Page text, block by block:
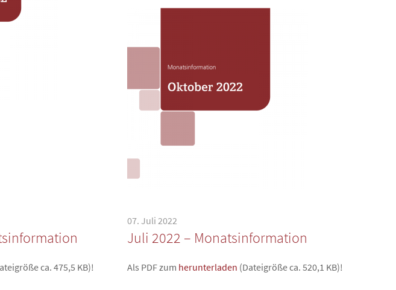
ca. 475,5 KB)!
07. Juli 2022
Juli 2022 – Monatsinformation
Als PDF zum herunterladen (Dateigröße ca. 520,1 KB)!